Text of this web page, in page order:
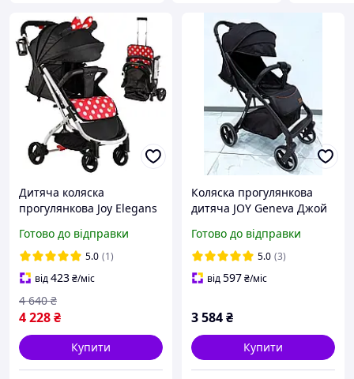
Дитяча коляска
прогулянкова Joy Elegans
горошок
Готово до відправки
5.0 (1)
від423₴/міс
4 228₴
4 640 ₴
Купити
Коляска прогулянкова
дитяча JOY Geneva Джой
телескопічна ручка,
підсклянник
Готово до відправки
5.0 (3)
від597₴/міс
3 584₴
Купити